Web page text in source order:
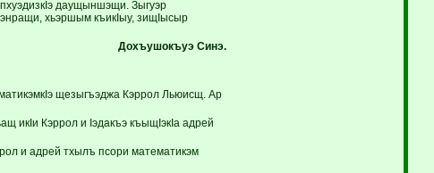
даущыншэщи. Зыгуэр
хьэршым къикIыу, зищIысыр
Дохъушокъуэ Синэ.
щезыгъэджа Кэррол Льюисщ. Ар
икIи Кэррол и Iэдакъэ къыщIэкIа адрей
и адрей тхылъ псори математикэм